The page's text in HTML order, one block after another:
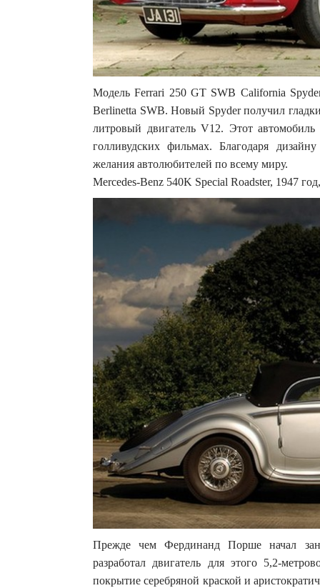
Модель Ferrari 250 GT SWB California
Berlinetta SWB. Новый Spyder получил
литровый двигатель V12. Этот
голливудских фильмах. Благодаря
желания автолюбителей по всему миру.
Mercedes-Benz 540K Special Roadster, 1947
Прежде чем Фердинанд Порше начал
разработал двигатель для этого 5,2-
покрытие серебряной краской и